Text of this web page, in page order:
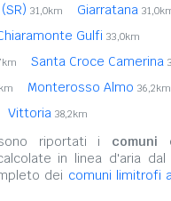
31,0km Giarratana
Gulfi 33,0km
Santa Croce Camerina
Monterosso Almo 36,2km
Vittoria 38,2km
riportati i comuni
in linea d'aria dal
dei comuni limitrofi